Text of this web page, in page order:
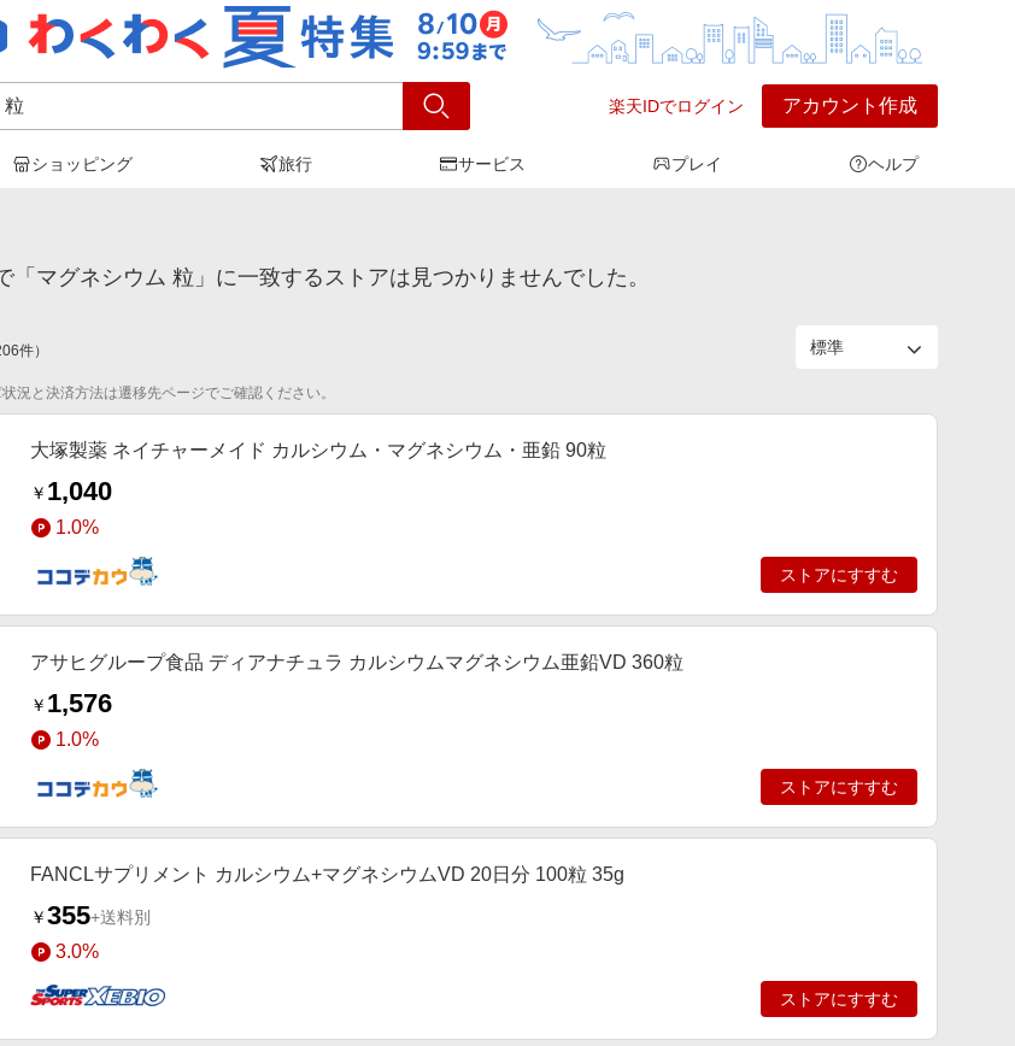
楽天IDでログイン アカウント作成
ショッピング 旅行 サービス プレイ ヘルプ
」の検索結果
「マグネシウム 粒」に一致するストアは見つかりませんでした。
件）
況と決済方法は遷移先ページでご確認ください。
大塚製薬 ネイチャーメイド カルシウム・マグネシウム・亜鉛 90粒
￥ 1,040
1.0%
ストアにすすむ
アサヒグループ食品 ディアナチュラ カルシウムマグネシウム亜鉛VD 360粒
￥ 1,576
1.0%
ストアにすすむ
FANCLサプリメント カルシウム+マグネシウムVD 20日分 100粒 35g
￥355+送料別
3.0%
ストアにすすむ